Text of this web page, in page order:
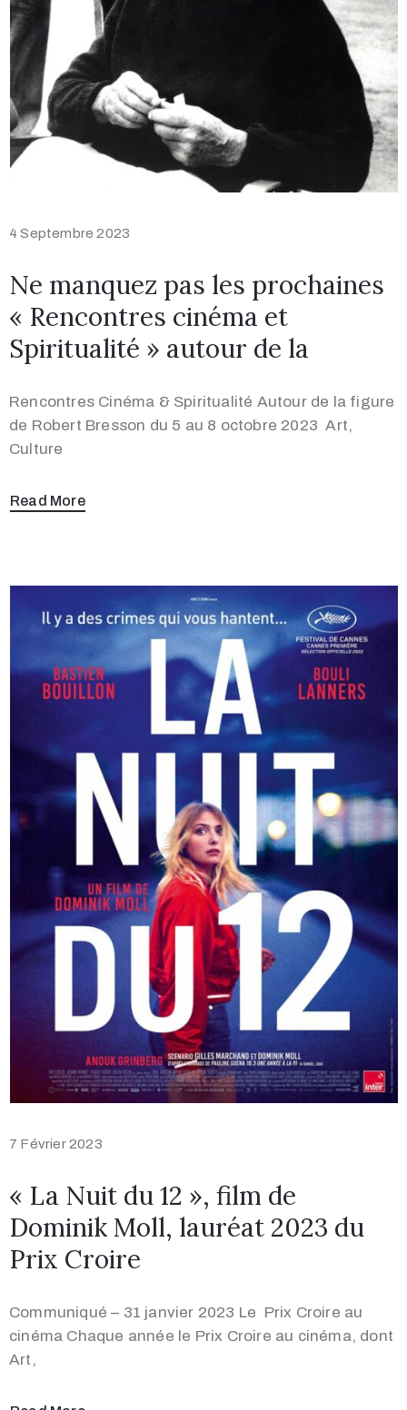
4 Septembre 2023
Ne manquez pas les prochaines
« Rencontres cinéma et
Spiritualité » autour de la
Rencontres Cinéma & Spiritualité Autour de la figure
de Robert Bresson du 5 au 8 octobre 2023 Art,
Culture
Read More
7 Février 2023
« La Nuit du 12 », film de
Dominik Moll, lauréat 2023 du
Prix Croire
Communiqué – 31 janvier 2023 Le Prix Croire au
cinéma Chaque année le Prix Croire au cinéma, dont
Art,